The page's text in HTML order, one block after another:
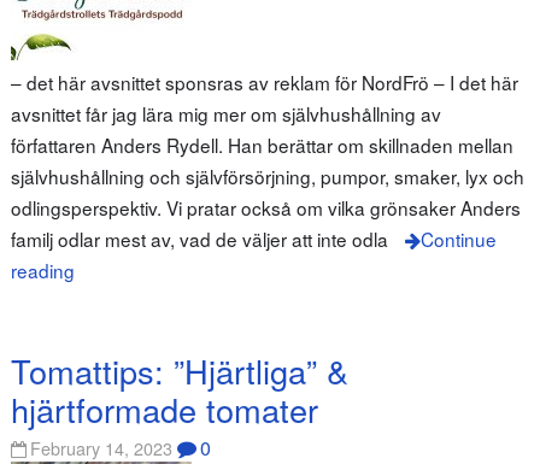
– det här avsnittet sponsras av reklam för NordFrö – I det här
avsnittet får jag lära mig mer om självhushållning av
författaren Anders Rydell. Han berättar om skillnaden mellan
självhushållning och självförsörjning, pumpor, smaker, lyx och
odlingsperspektiv. Vi pratar också om vilka grönsaker Anders
familj odlar mest av, vad de väljer att inte odla
Continue
reading
Tomattips: ”Hjärtliga” &
hjärtformade tomater
February 14, 2023 0